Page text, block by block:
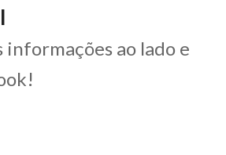
informações ao lado e